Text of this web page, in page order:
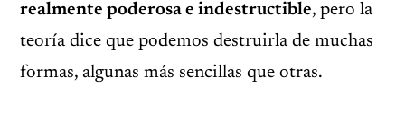
realmente poderosa e indestructible, pero la
teoría dice que podemos destruirla de muchas
formas, algunas más sencillas que otras.